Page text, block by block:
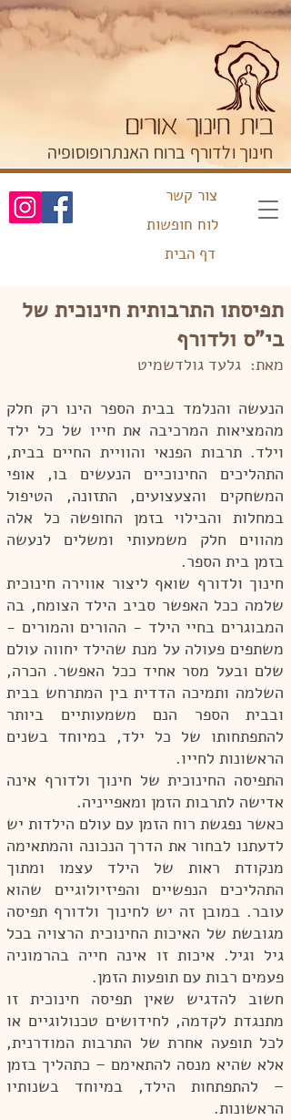
חינוך ולדורף ברוח האנתרופוסופיה
צור קשר
לוח חופשות
דף הבית
תפיסתו התרבותית חינוכית של
בי"ס ולדורף
מאת: גלעד גולדשמיט
הנעשה והנלמד בבית הספר הינו רק חלק
מהמציאות המרכיבה את חייו של כל ילד
וילד. תרבות הפנאי והוויית החיים בבית,
התהליכים החינוכיים הנעשים בו, אופי
המשחקים והצעצועים, התזונה, הטיפול
במחלות והבילוי בזמן החופשה כל אלה
מהווים חלק משמעותי ומשלים לנעשה
בזמן בית הספר.
חינוך ולדורף שואף ליצור אווירה חינוכית
שלמה ככל האפשר סביב הילד הצומח, בה
המבוגרים בחיי הילד - ההורים והמורים -
משתפים פעולה על מנת שהילד יחווה עולם
שלם ובעל מסר אחיד ככל האפשר. הכרה,
השלמה ותמיכה הדדית בין המתרחש בבית
ובבית הספר הנם משמעותיים ביותר
להתפתחותו של כל ילד, במיוחד בשנים
הראשונות לחייו.
התפיסה החינוכית של חינוך ולדורף אינה
אדישה לתרבות הזמן ומאפייניה.
כאשר נפגשת רוח הזמן עם עולם הילדות יש
לדעתנו לבחור את הדרך הנכונה והמתאימה
מנקודת ראות של הילד עצמו ומתוך
התהליכים הנפשיים והפיזיולוגיים שהוא
עובר. במובן זה יש לחינוך ולדורף תפיסה
מגובשת של האיכות החינוכית הרצויה בכל
גיל וגיל. איכות זו אינה חייה בהרמוניה
פעמים רבות עם תופעות הזמן.
חשוב להדגיש שאין תפיסה חינוכית זו
מתנגדת לקדמה, לחידושים טכנולוגיים או
לכל תופעה אחרת של התרבות המודרנית,
אלא שהיא מנסה להתאימם – כתהליך בזמן
– להתפתחות הילד, במיוחד בשנותיו
הראשונות.